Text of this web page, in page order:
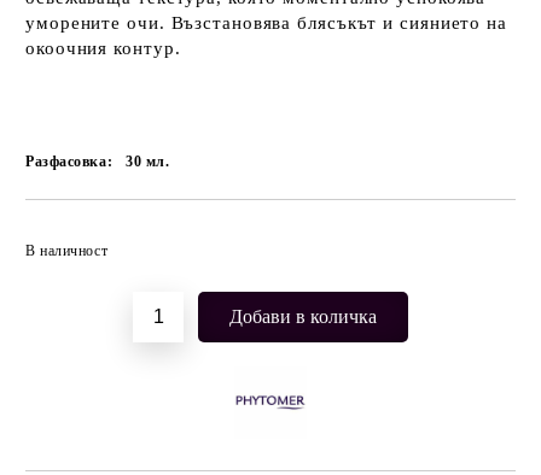
уморените очи. Възстановява блясъкът и сиянието на
окоочния контур.
Разфасовка: 30 мл.
В наличност